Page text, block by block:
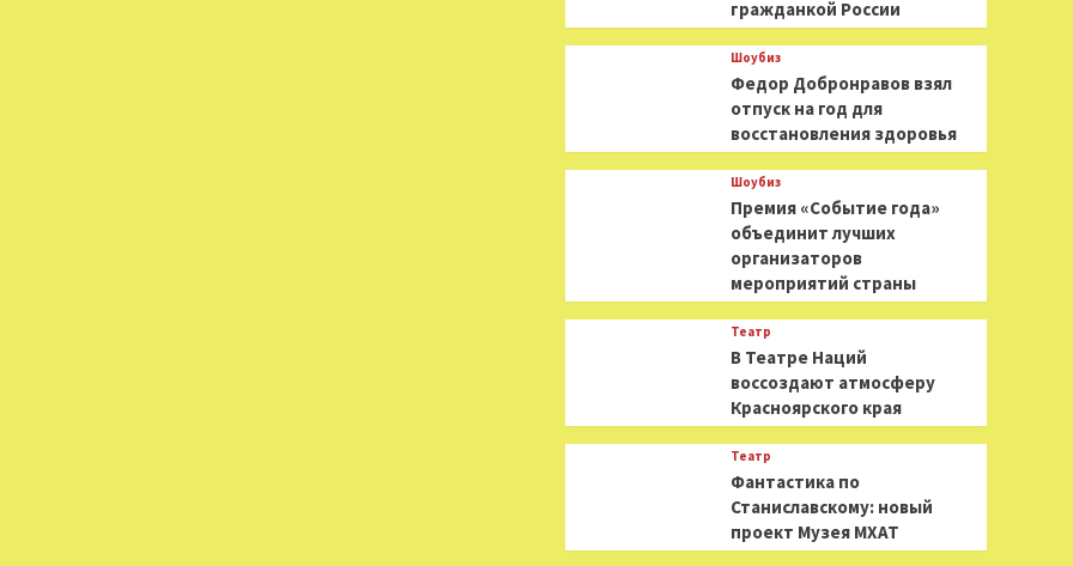
гражданкой России
Шоубиз
Федор Добронравов взял
отпуск на год для
восстановления здоровья
Шоубиз
Премия «Событие года»
объединит лучших
организаторов
мероприятий страны
Театр
В Театре Наций
воссоздают атмосферу
Красноярского края
Театр
Фантастика по
Станиславскому: новый
проект Музея МХАТ